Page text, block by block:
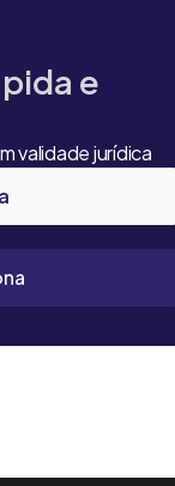
e
validade jurídica